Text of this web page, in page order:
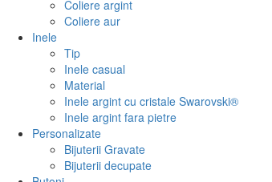
Coliere argint
Coliere aur
Inele
Tip
Inele casual
Material
Inele argint cu cristale Swarovski®
Inele argint fara pietre
Personalizate
Bijuterii Gravate
Bijuterii decupate